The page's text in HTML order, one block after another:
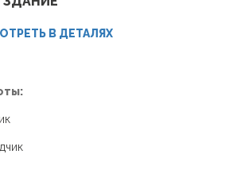
В ДЕТАЛЯХ